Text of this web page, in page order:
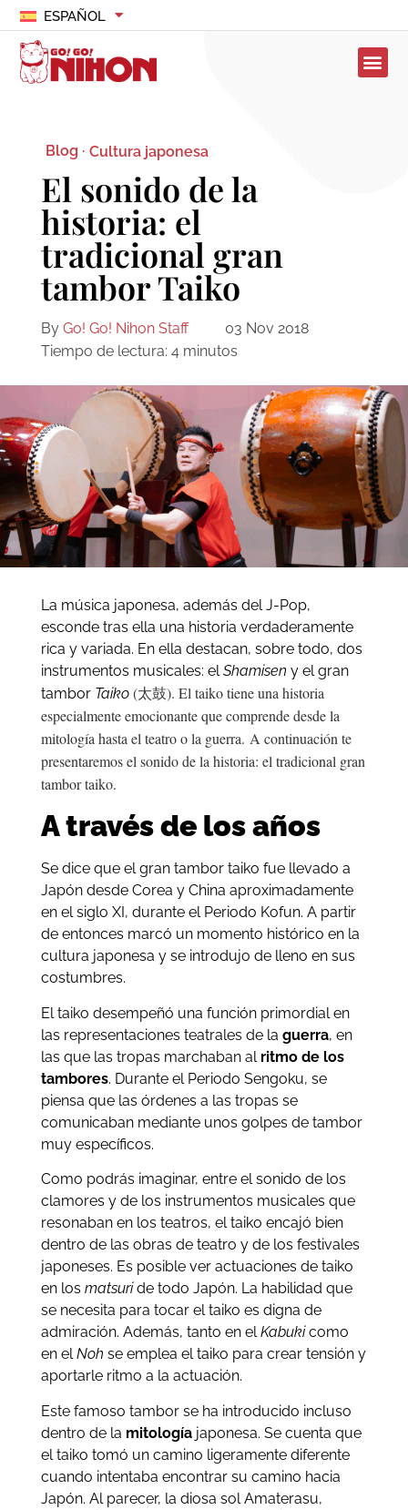
ESPAÑOL
Blog · Cultura japonesa
El sonido de la
historia: el
tradicional gran
tambor Taiko
By Go! Go! Nihon Staff
03 Nov 2018
Tiempo de lectura: 4 minutos
La música japonesa, además del J-Pop,
esconde tras ella una historia verdaderamente
rica y variada. En ella destacan, sobre todo, dos
instrumentos musicales: elShamisen y el gran
tambor Taiko (太鼓). El taiko tiene una historia
especialmente emocionante que comprende desde la
mitología hasta el teatro o la guerra. A continuación te
presentaremos el sonido de la historia: el tradicional gran
tambor taiko.
A través de los años
Se dice que el gran tambor taiko fue llevado a
Japón desde Corea y China aproximadamente
en el siglo XI, durante el Periodo Kofun. A partir
de entonces marcó un momento histórico en la
cultura japonesa y se introdujo de lleno en sus
costumbres.
El taiko desempeñó una función primordial en
las representaciones teatrales de la guerra, en
las que las tropas marchaban al ritmo de los
tambores. Durante el Periodo Sengoku, se
piensa que las órdenes a las tropas se
comunicaban mediante unos golpes de tambor
muy específicos.
Como podrás imaginar, entre el sonido de los
clamores y de los instrumentos musicales que
resonaban en los teatros, el taiko encajó bien
dentro de las obras de teatro y de los festivales
japoneses. Es posible ver actuaciones de taiko
en los matsuride todo Japón. La habilidad que
se necesita para tocar el taiko es digna de
admiración. Además, tanto en elKabukicomo
en elNoh se emplea el taiko para crear tensión y
aportarle ritmo a la actuación.
Este famoso tambor se ha introducido incluso
dentro de la mitologíajaponesa. Se cuenta que
el taiko tomó un camino ligeramente diferente
cuando intentaba encontrar su camino hacia
Japón. Al parecer, la diosa sol Amaterasu,